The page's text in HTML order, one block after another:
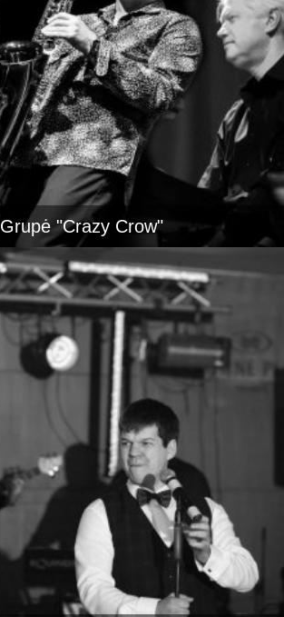
Grupė "Crazy Crow"